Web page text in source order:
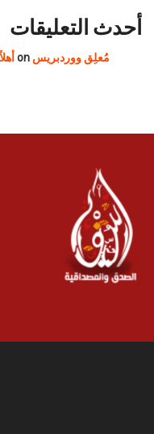
أحدث التعليقات
مُعلِق ووردبريس